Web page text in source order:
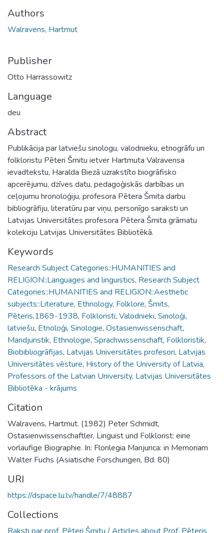
Authors
Walravens, Hartmut
Publisher
Otto Harrassowitz
Language
deu
Abstract
Publikācija par latviešu sinologu, valodnieku, etnogrāfu un
folkloristu Pēteri Šmitu ietver Hartmuta Valravensa
ievadtekstu, Haralda Biezā uzrakstīto biogrāfisko
apcerējumu, dzīves datu, pedagoģiskās darbības un
ceļojumu hronoloģiju, profesora Pētera Šmita darbu
bibliogrāfiju, literatūru par viņu, personīgo saraksti un
Latvijas Universitātes profesora Pētera Šmita grāmatu
kolekciju Latvijas Universitātes Bibliotēkā.
Keywords
Research Subject Categories::HUMANITIES and
RELIGION::Languages and linguistics, Research Subject
Categories::HUMANITIES and RELIGION::Aesthetic
subjects::Literature, Ethnology, Folklore, Šmits,
Pēteris,1869-1938, Folkloristi, Valodnieki, Sinoloģi,
latviešu, Etnoloģi, Sinologie, Ostasienwissenschaft,
Mandjuristik, Ethnologie, Sprachwissenschaft, Folkloristik,
Biobibliogrāfijas, Latvijas Universitātes profesori, Latvijas
Universitātes vēsture, History of the University of Latvia,
Professors of the Latvian University, Latvijas Universitātes
Bibliotēka - krājums
Citation
Walravens, Hartmut. (1982) Peter Schmidt,
Ostasienwissenschaftler, Linguist und Folklorist: eine
vorläufige Biographie. In: Florilegia Manjurica: in Memoriam
Walter Fuchs (Asiatische Forschungen, Bd. 80)
URI
https://dspace.lu.lv/handle/7/48887
Collections